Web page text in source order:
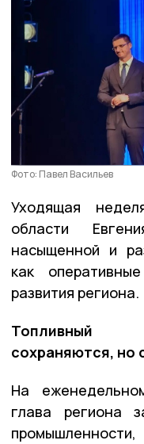
Фото: Павел Васильев
Уходящая
области
насыщенной и
как
развития региона.
Топливный
сохраняются, но
На
глава региона